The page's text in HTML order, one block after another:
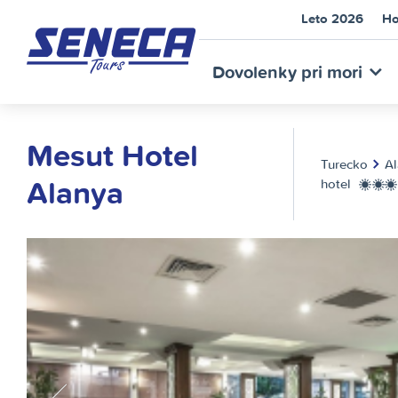
Leto 2026
Dovolenky pri mori
Mesut Hotel
Alanya
Turecko
hotel